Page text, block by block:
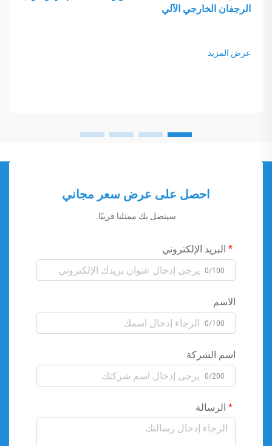
الرجفان الخارجي الآلي
عرض المزيد
احصل على عرض سعر مجاني
سيتصل بك ممثلنا قريبًا.
البريد الإلكتروني
0/100
الاسم
0/100
اسم الشركة
0/200
الرسالة